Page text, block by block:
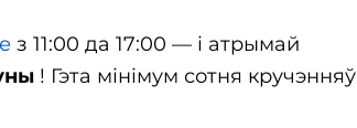
з 11:00 да 17:00 — і атрымай
! Гэта мінімум сотня кручэнняў